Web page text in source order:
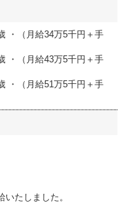
・（月給34万5千円＋手
・（月給43万5千円＋手
・（月給51万5千円＋手
たしました。